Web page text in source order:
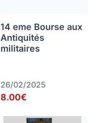
14 eme Bourse aux
Antiquités
militaires
26/02/2025
8.00€